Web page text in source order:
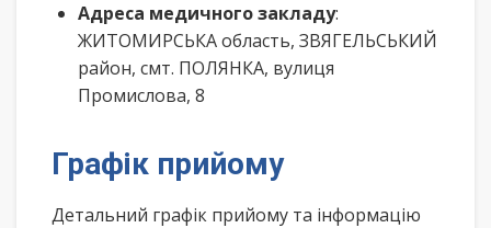
Адреса медичного закладу:
ЖИТОМИРСЬКА область, ЗВЯГЕЛЬСЬКИЙ
район, смт. ПОЛЯНКА, вулиця
Промислова, 8
Графік прийому
Детальний графік прийому та інформацію